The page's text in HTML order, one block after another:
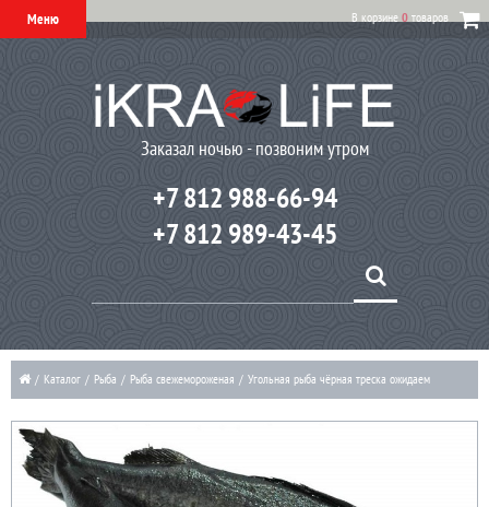
Меню В корзине 0 товаров
Заказал ночью - позвоним утром
+7 812 988-66-94
+7 812 989-43-45
/ Каталог / Рыба / Рыба свежемороженая / Угольная рыба чёрная треска ожидаем